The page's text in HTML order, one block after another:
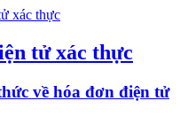
tử xác thực
về hóa đơn điện tử